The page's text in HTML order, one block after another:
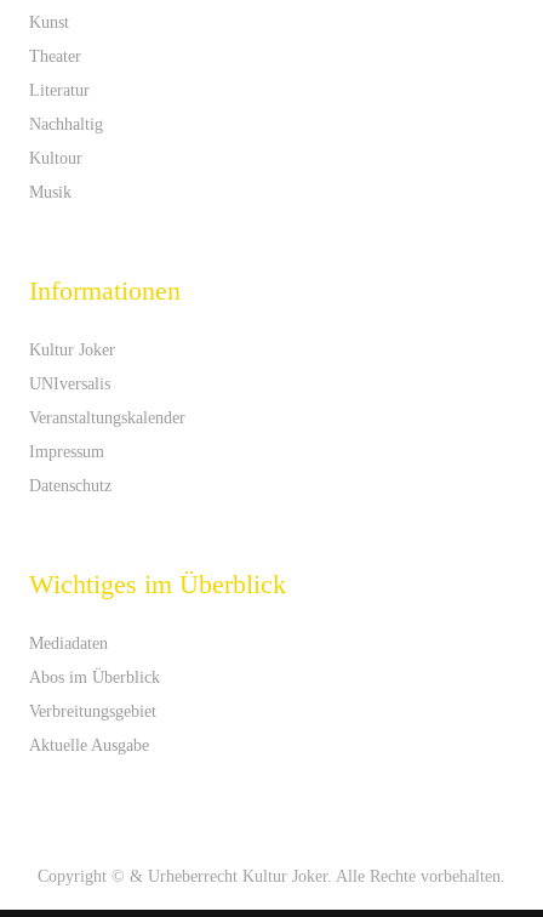
Kunst
Theater
Literatur
Nachhaltig
Kultour
Musik
Informationen
Kultur Joker
UNIversalis
Veranstaltungskalender
Impressum
Datenschutz
Wichtiges im Überblick
Mediadaten
Abos im Überblick
Verbreitungsgebiet
Aktuelle Ausgabe
Copyright © & Urheberrecht Kultur Joker. Alle Rechte vorbehalten.